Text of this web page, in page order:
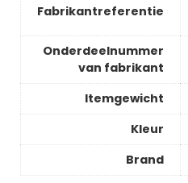
Fabrikantreferentie
Onderdeelnummer
van fabrikant
Itemgewicht
Kleur
Brand